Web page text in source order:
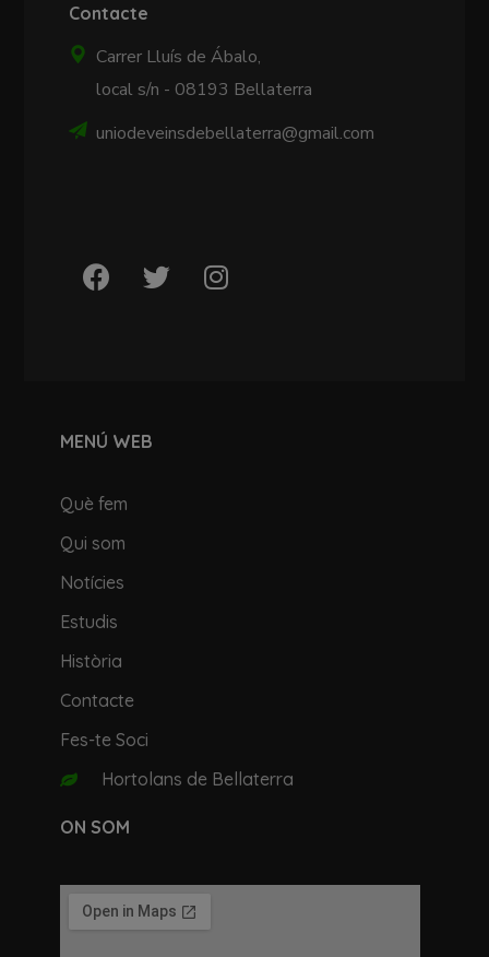
Contacte
Carrer Lluís de Ábalo,
local s/n - 08193 Bellaterra
uniodeveinsdebellaterra@gmail.com
MENÚ WEB
Què fem
Qui som
Notícies
Estudis
Història
Contacte
Fes-te Soci
Hortolans de Bellaterra
ON SOM